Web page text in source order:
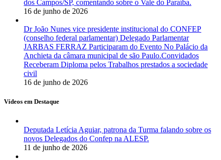
dos Campos/SP, comentando sobre o Vale do Paraíba.
16 de junho de 2026
Dr João Nunes vice presidente institucional do CONFEP
(conselho federal parlamentar) Delegado Parlamentar
JARBAS FERRAZ Participaram do Evento No Palácio da
Anchieta da câmara municipal de são Paulo.Convidados
Receberam Diploma pelos Trabalhos prestados a sociedade
civil
16 de junho de 2026
Vídeos em Destaque
Deputada Letícia Aguiar, patrona da Turma falando sobre os
novos Delegados do Confep na ALESP.
11 de junho de 2026